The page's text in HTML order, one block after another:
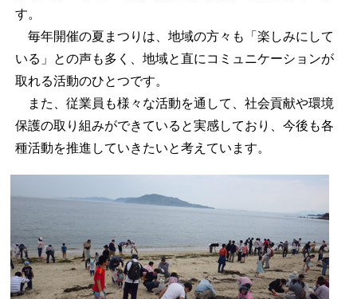
す。
毎年開催の夏まつりは、地域の方々も「楽しみにして
いる」との声も多く、地域と直にコミュニケーションが
取れる活動のひとつです。
また、従業員も様々な活動を通して、社会貢献や環境
保護の取り組みができていると実感しており、今後も各
種活動を推進していきたいと考えています。